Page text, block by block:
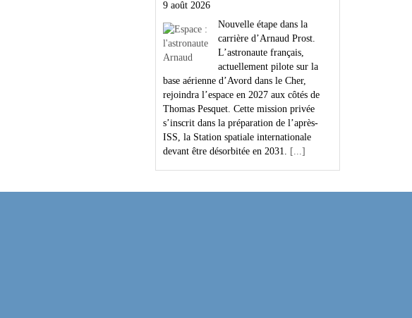
9 août 2026
Nouvelle étape dans la
carrière d’Arnaud Prost.
L’astronaute français,
actuellement pilote sur la
base aérienne d’Avord dans le Cher,
rejoindra l’espace en 2027 aux côtés de
Thomas Pesquet. Cette mission privée
s’inscrit dans la préparation de l’après-
ISS, la Station spatiale internationale
devant être désorbitée en 2031.
[...]